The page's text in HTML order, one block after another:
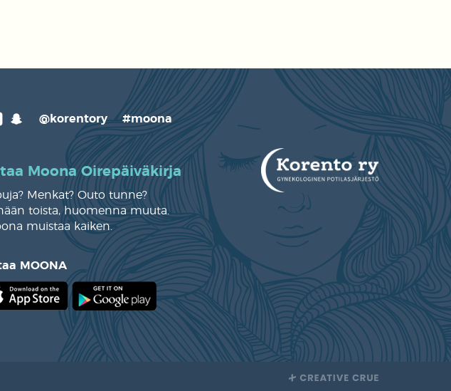
TwitterSnapChat
@korentory #moona
Moona Oirepäiväkirja
Menkat? Outo tunne?
toista, huomenna muuta.
muistaa kaiken.
MOONA